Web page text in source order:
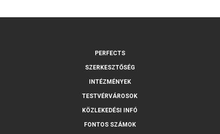
PERFECTS
SZERKESZTŐSÉG
INTÉZMÉNYEK
TESTVÉRVÁROSOK
KÖZLEKEDÉSI INFÓ
FONTOS SZÁMOK